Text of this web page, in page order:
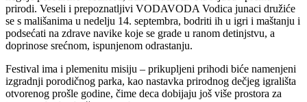
prirodi. Veseli i prepoznatljivi VODAVODA Vodica junaci družiće
se s mališanima u nedelju 14. septembra, bodriti ih u igri i maštanju i
podsećati na zdrave navike koje se grade u ranom detinjstvu, a
doprinose srećnom, ispunjenom odrastanju.
Festival ima i plemenitu misiju – prikupljeni prihodi biće namenjeni
izgradnji porodičnog parka, kao nastavka prirodnog dečjeg igrališta
otvorenog prošle godine, čime deca dobijaju još više prostora za